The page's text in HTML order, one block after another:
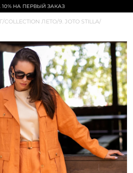
НА ПЕРВЫЙ ЗАКАЗ
/COLLECTION ЛЕТО/9. JOTO STILLA/